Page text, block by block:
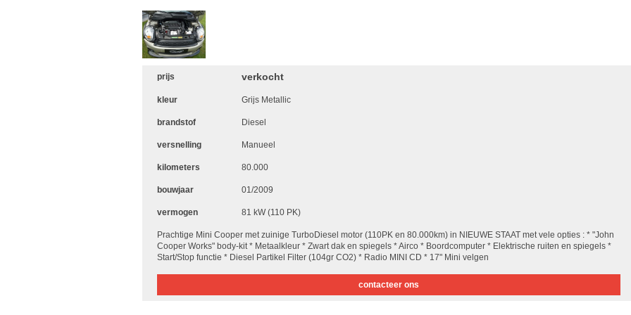
prijs verkocht
kleur Grijs Metallic
brandstof Diesel
versnelling Manueel
kilometers 80.000
bouwjaar 01/2009
vermogen 81 kW (110 PK)
Prachtige Mini Cooper met zuinige TurboDiesel motor (110PK en 80.000km) in NIEUWE STAAT met vele opties : * "John
Cooper Works" body-kit * Metaalkleur * Zwart dak en spiegels * Airco * Boordcomputer * Elektrische ruiten en spiegels *
Start/Stop functie * Diesel Partikel Filter (104gr CO2) * Radio MINI CD * 17" Mini velgen
contacteer ons